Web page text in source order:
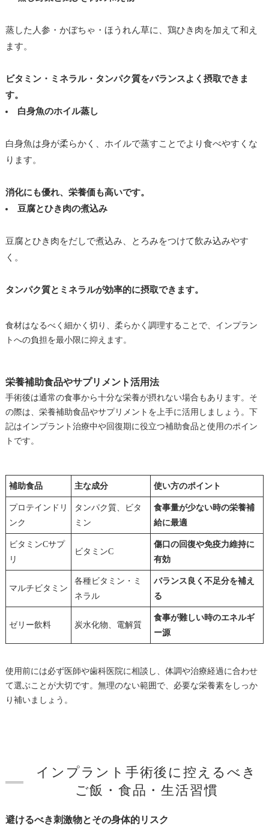
蒸した人参・かぼちゃ・ほうれん草に、鶏ひき肉を加えて和え
ます。
ビタミン・ミネラル・タンパク質をバランスよく摂取できま
す。
白身魚のホイル蒸し
白身魚は身が柔らかく、ホイルで蒸すことでより食べやすくな
ります。
消化にも優れ、栄養価も高いです。
豆腐とひき肉の煮込み
豆腐とひき肉をだしで煮込み、とろみをつけて飲み込みやす
く。
タンパク質とミネラルが効率的に摂取できます。
食材はなるべく細かく切り、柔らかく調理することで、インプラン
トへの負担を最小限に抑えます。
栄養補助食品やサプリメント活用法
手術後は通常の食事から十分な栄養が摂れない場合もあります。そ
の際は、栄養補助食品やサプリメントを上手に活用しましょう。下
記はインプラント治療中や回復期に役立つ補助食品と使用のポイン
トです。
補助食品 主な成分 使い方のポイント
プロテインドリ
ンク
タンパク質、ビタ
ミン
食事量が少ない時の栄養補
給に最適
ビタミンCサプ
リ
ビタミンC
傷口の回復や免疫力維持に
有効
マルチビタミン
各種ビタミン・ミ
ネラル
バランス良く不足分を補え
る
ゼリー飲料 炭水化物、電解質
食事が難しい時のエネルギ
ー源
使用前には必ず医師や歯科医院に相談し、体調や治療経過に合わせ
て選ぶことが大切です。無理のない範囲で、必要な栄養素をしっか
り補いましょう。
インプラント手術後に控えるべき
ご飯・食品・生活習慣
避けるべき刺激物とその身体的リスク